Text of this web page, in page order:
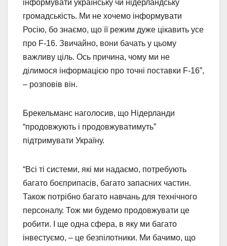
інформувати українську чи нідерландську
громадськість. Ми не хочемо інформувати
Росію, бо знаємо, що її режим дуже цікавить усе
про F-16. Звичайно, вони бачать у цьому
важливу ціль. Ось причина, чому ми не
ділимося інформацією про точні поставки F-16”,
– розповів він.
Брекельманс наголосив, що Нідерланди
“продовжують і продовжуватимуть”
підтримувати Україну.
“Всі ті системи, які ми надаємо, потребують
багато боєприпасів, багато запасних частин.
Також потрібно багато навчань для технічного
персоналу. Тож ми будемо продовжувати це
робити. І ще одна сфера, в яку ми багато
інвестуємо, – це безпілотники. Ми бачимо, що